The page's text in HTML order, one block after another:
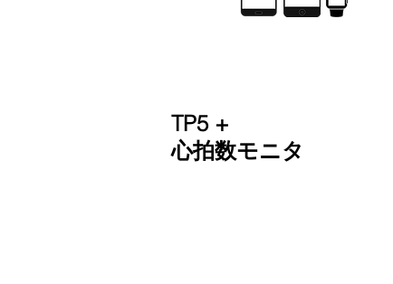
TP5 +
心拍数モニタ